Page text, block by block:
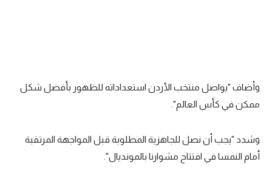
وأضاف "يواصل منتخب الأردن استعداداته للظهور بأفضل شكل
ممكن في كأس العالم".
وشدد "يجب أن نصل للجاهزية المطلوبة قبل المواجهة المرتقبة
أمام النمسا في افتتاح مشوارنا بالمونديال".